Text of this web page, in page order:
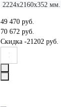
2224х2160х352 мм.
49 470 руб.
70 672 руб.
Скидка -21202 руб.